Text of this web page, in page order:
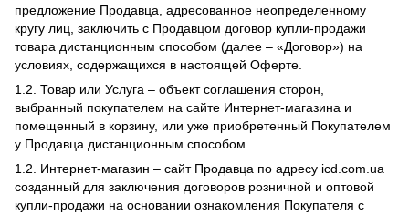
предложение Продавца, адресованное неопределенному
кругу лиц, заключить с Продавцом договор купли-продажи
товара дистанционным способом (далее – «Договор») на
условиях, содержащихся в настоящей Оферте.
1.2. Товар или Услуга – объект соглашения сторон,
выбранный покупателем на сайте Интернет-магазина и
помещенный в корзину, или уже приобретенный Покупателем
у Продавца дистанционным способом.
1.2. Интернет-магазин – сайт Продавца по адресу icd.com.ua
созданный для заключения договоров розничной и оптовой
купли-продажи на основании ознакомления Покупателя с